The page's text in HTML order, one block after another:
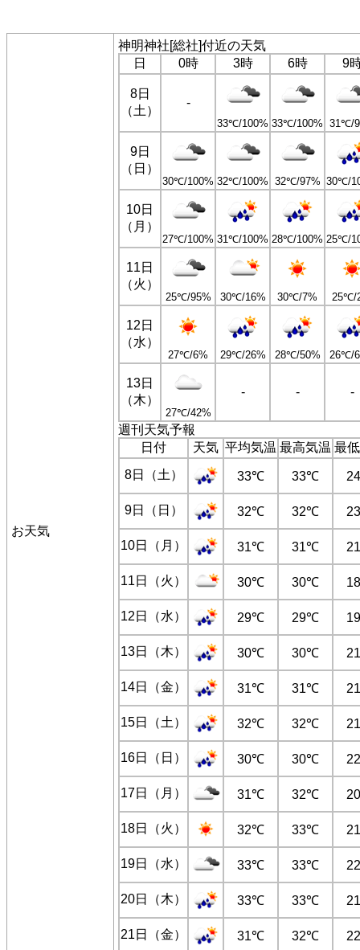
お天気
神明神社[総社]付近の天気
日
0時 3時 6時 9
8日
（土）
-
33℃/100% 33℃/100% 31℃/
9日
（日）
30℃/100% 32℃/100% 32℃/97% 30℃/
10日
（月）
27℃/100% 31℃/100% 28℃/100% 25℃/
11日
（火）
25℃/95% 30℃/16% 30℃/7% 25℃/
12日
（水）
27℃/6% 29℃/26% 28℃/50% 26℃/
13日
（木）
27℃/42%
- - -
週刊天気予報
日付
天気 平均気温 最高気温 最
8日（土）
33℃ 33℃
9日（日） 32℃ 32℃
10日（月） 31℃ 31℃
11日（火） 30℃ 30℃
12日（水） 29℃ 29℃
13日（木） 30℃ 30℃
14日（金） 31℃ 31℃
15日（土） 32℃ 32℃
16日（日） 30℃ 30℃
17日（月） 31℃ 32℃
18日（火） 32℃ 33℃
19日（水） 33℃ 33℃
20日（木） 33℃ 33℃
21日（金） 31℃ 32℃